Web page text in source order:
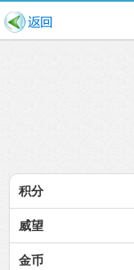
积分
威望
金币